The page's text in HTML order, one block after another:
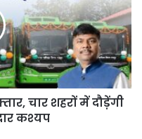
चार शहरों में दौड़ेंगी
कश्यप